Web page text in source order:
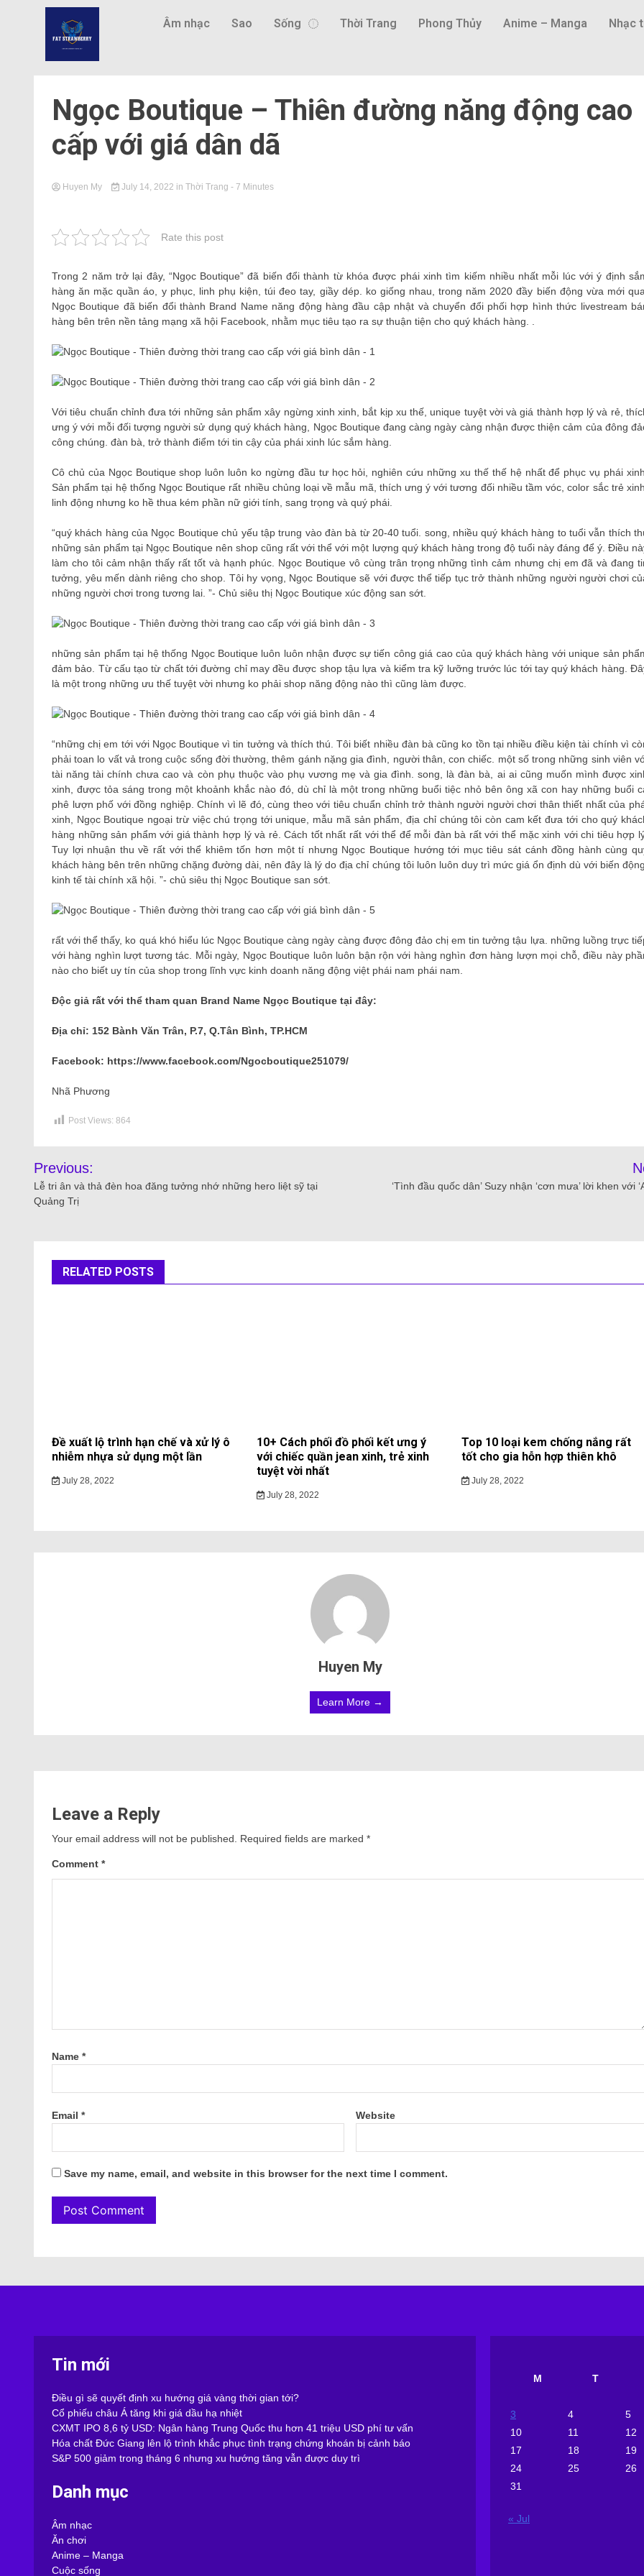
Âm nhạc Sao Sống Thời Trang Phong Thủy Anime – Manga Nhạc
Ngọc Boutique – Thiên đường năng động cao
cấp với giá dân dã
Huyen My July 14, 2022 in Thời Trang - 7 Minutes
Rate this post
Trong 2 năm trở lại đây, “Ngọc Boutique” đã biến đổi thành từ khóa được phái xinh tìm kiếm nhiều nhất mỗi lúc với ý định
hàng ăn mặc quần áo, y phục, linh phụ kiện, túi đeo tay, giầy dép. ko giống nhau, trong năm 2020 đầy biến động vừa mới qua,
Ngọc Boutique đã biến đổi thành Brand Name năng động hàng đầu cập nhật và chuyển đổi phối hợp hình thức livestream
hàng bên trên nền tảng mạng xã hội Facebook, nhằm mục tiêu tạo ra sự thuận tiện cho quý khách hàng. .
Với tiêu chuẩn chỉnh đưa tới những sản phẩm xây ngừng xinh xinh, bắt kịp xu thế, unique tuyệt vời và giá thành hợp lý và rẻ,
ưng ý với mỗi đối tượng người sử dụng quý khách hàng, Ngọc Boutique đang càng ngày càng nhận được thiện cảm của đông
công chúng. đàn bà, trở thành điểm tới tin cậy của phái xinh lúc sắm hàng.
Cô chủ của Ngọc Boutique shop luôn luôn ko ngừng đầu tư học hỏi, nghiên cứu những xu thế thế hệ nhất để phục vụ phái xinh.
Sản phẩm tại hệ thống Ngọc Boutique rất nhiều chủng loại về mẫu mã, thích ưng ý với tương đối nhiều tầm vóc, color sắc trẻ xinh,
linh động nhưng ko hề thua kém phần nữ giới tính, sang trọng và quý phái.
“quý khách hàng của Ngọc Boutique chủ yếu tập trung vào đàn bà từ 20-40 tuổi. song, nhiều quý khách hàng to tuổi vẫn thích
những sản phẩm tại Ngọc Boutique nên shop cũng rất với thể với một lượng quý khách hàng trong độ tuổi này đáng để ý. Điều
làm cho tôi cảm nhận thấy rất tốt và hạnh phúc. Ngọc Boutique vô cùng trân trọng những tình cảm nhưng chị em đã và đang
tưởng, yêu mến dành riêng cho shop. Tôi hy vọng, Ngọc Boutique sẽ với được thể tiếp tục trở thành những người người chơi
những người chơi trong tương lai. ”- Chủ siêu thị Ngọc Boutique xúc động san sớt.
những sản phẩm tại hệ thống Ngọc Boutique luôn luôn nhận được sự tiến công giá cao của quý khách hàng với unique sản
đảm bảo. Từ cấu tạo từ chất tới đường chỉ may đều được shop tậu lựa và kiểm tra kỹ lưỡng trước lúc tới tay quý khách hàng.
là một trong những ưu thế tuyệt vời nhưng ko phải shop năng động nào thì cũng làm được.
“những chị em tới với Ngọc Boutique vì tin tưởng và thích thú. Tôi biết nhiều đàn bà cũng ko tồn tại nhiều điều kiện tài chính vì
phải toan lo vất vả trong cuộc sống đời thường, thêm gánh nặng gia đình, người thân, con chiếc. một số trong những sinh viên
tài năng tài chính chưa cao và còn phụ thuộc vào phụ vương mẹ và gia đình. song, là đàn bà, ai ai cũng muốn mình được
xinh, được tỏa sáng trong một khoảnh khắc nào đó, dù chỉ là một trong những buổi tiệc nhỏ bên ông xã con hay những buổi
phê lượn phố với đồng nghiệp. Chính vì lẽ đó, cùng theo với tiêu chuẩn chỉnh trở thành người người chơi thân thiết nhất của
xinh, Ngọc Boutique ngoại trừ việc chú trọng tới unique, mẫu mã sản phẩm, địa chỉ chúng tôi còn cam kết đưa tới cho quý
hàng những sản phẩm với giá thành hợp lý và rẻ. Cách tốt nhất rất với thể để mỗi đàn bà rất với thể mặc xinh với chi tiêu hợp
Tuy lợi nhuận thu về rất với thể khiêm tốn hơn một tí nhưng Ngọc Boutique hướng tới mục tiêu sát cánh đồng hành cùng
khách hàng bên trên những chặng đường dài, nên đây là lý do địa chỉ chúng tôi luôn luôn duy trì mức giá ổn định dù với biến động.
kinh tế tài chính xã hội. ”- chủ siêu thị Ngọc Boutique san sớt.
rất với thể thấy, ko quá khó hiểu lúc Ngọc Boutique càng ngày càng được đông đảo chị em tin tưởng tậu lựa. những luồng trực
với hàng nghìn lượt tương tác. Mỗi ngày, Ngọc Boutique luôn luôn bận rộn với hàng nghìn đơn hàng lượn mọi chỗ, điều này
nào cho biết uy tín của shop trong lĩnh vực kinh doanh năng động việt phái nam phái nam.
Độc giả rất với thể tham quan Brand Name Ngọc Boutique tại đây:
Địa chỉ: 152 Bành Văn Trân, P.7, Q.Tân Bình, TP.HCM
Facebook: https://www.facebook.com/Ngocboutique251079/
Nhã Phương
Post Views: 864
Previous:
Lễ tri ân và thả đèn hoa đăng tưởng nhớ những hero liệt sỹ tại
Quảng Trị
‘Tình đầu quốc dân’ Suzy nhận ‘cơn mưa’ lời khen với
RELATED POSTS
Đề xuất lộ trình hạn chế và xử lý ô
nhiễm nhựa sử dụng một lần
July 28, 2022
10+ Cách phối đồ phối kết ưng ý
với chiếc quần jean xinh, trẻ xinh
tuyệt vời nhất
July 28, 2022
Top 10 loại kem chống nắng rất
tốt cho gia hỗn hợp thiên khô
July 28, 2022
Huyen My
Learn More →
Leave a Reply
Your email address will not be published. Required fields are marked *
Comment *
Name *
Email * Website
Save my name, email, and website in this browser for the next time I comment.
Tin mới
Điều gì sẽ quyết định xu hướng giá vàng thời gian tới?
Cổ phiếu châu Á tăng khi giá dầu hạ nhiệt
CXMT IPO 8,6 tỷ USD: Ngân hàng Trung Quốc thu hơn 41 triệu USD phí tư vấn
Hóa chất Đức Giang lên lộ trình khắc phục tình trạng chứng khoán bị cảnh báo
S&P 500 giảm trong tháng 6 nhưng xu hướng tăng vẫn được duy trì
Danh mục
Âm nhạc
Ăn chơi
Anime – Manga
Cuộc sống
M
T
3
4 5
10
11 12
17
18 19
24
25 26
31
« Jul